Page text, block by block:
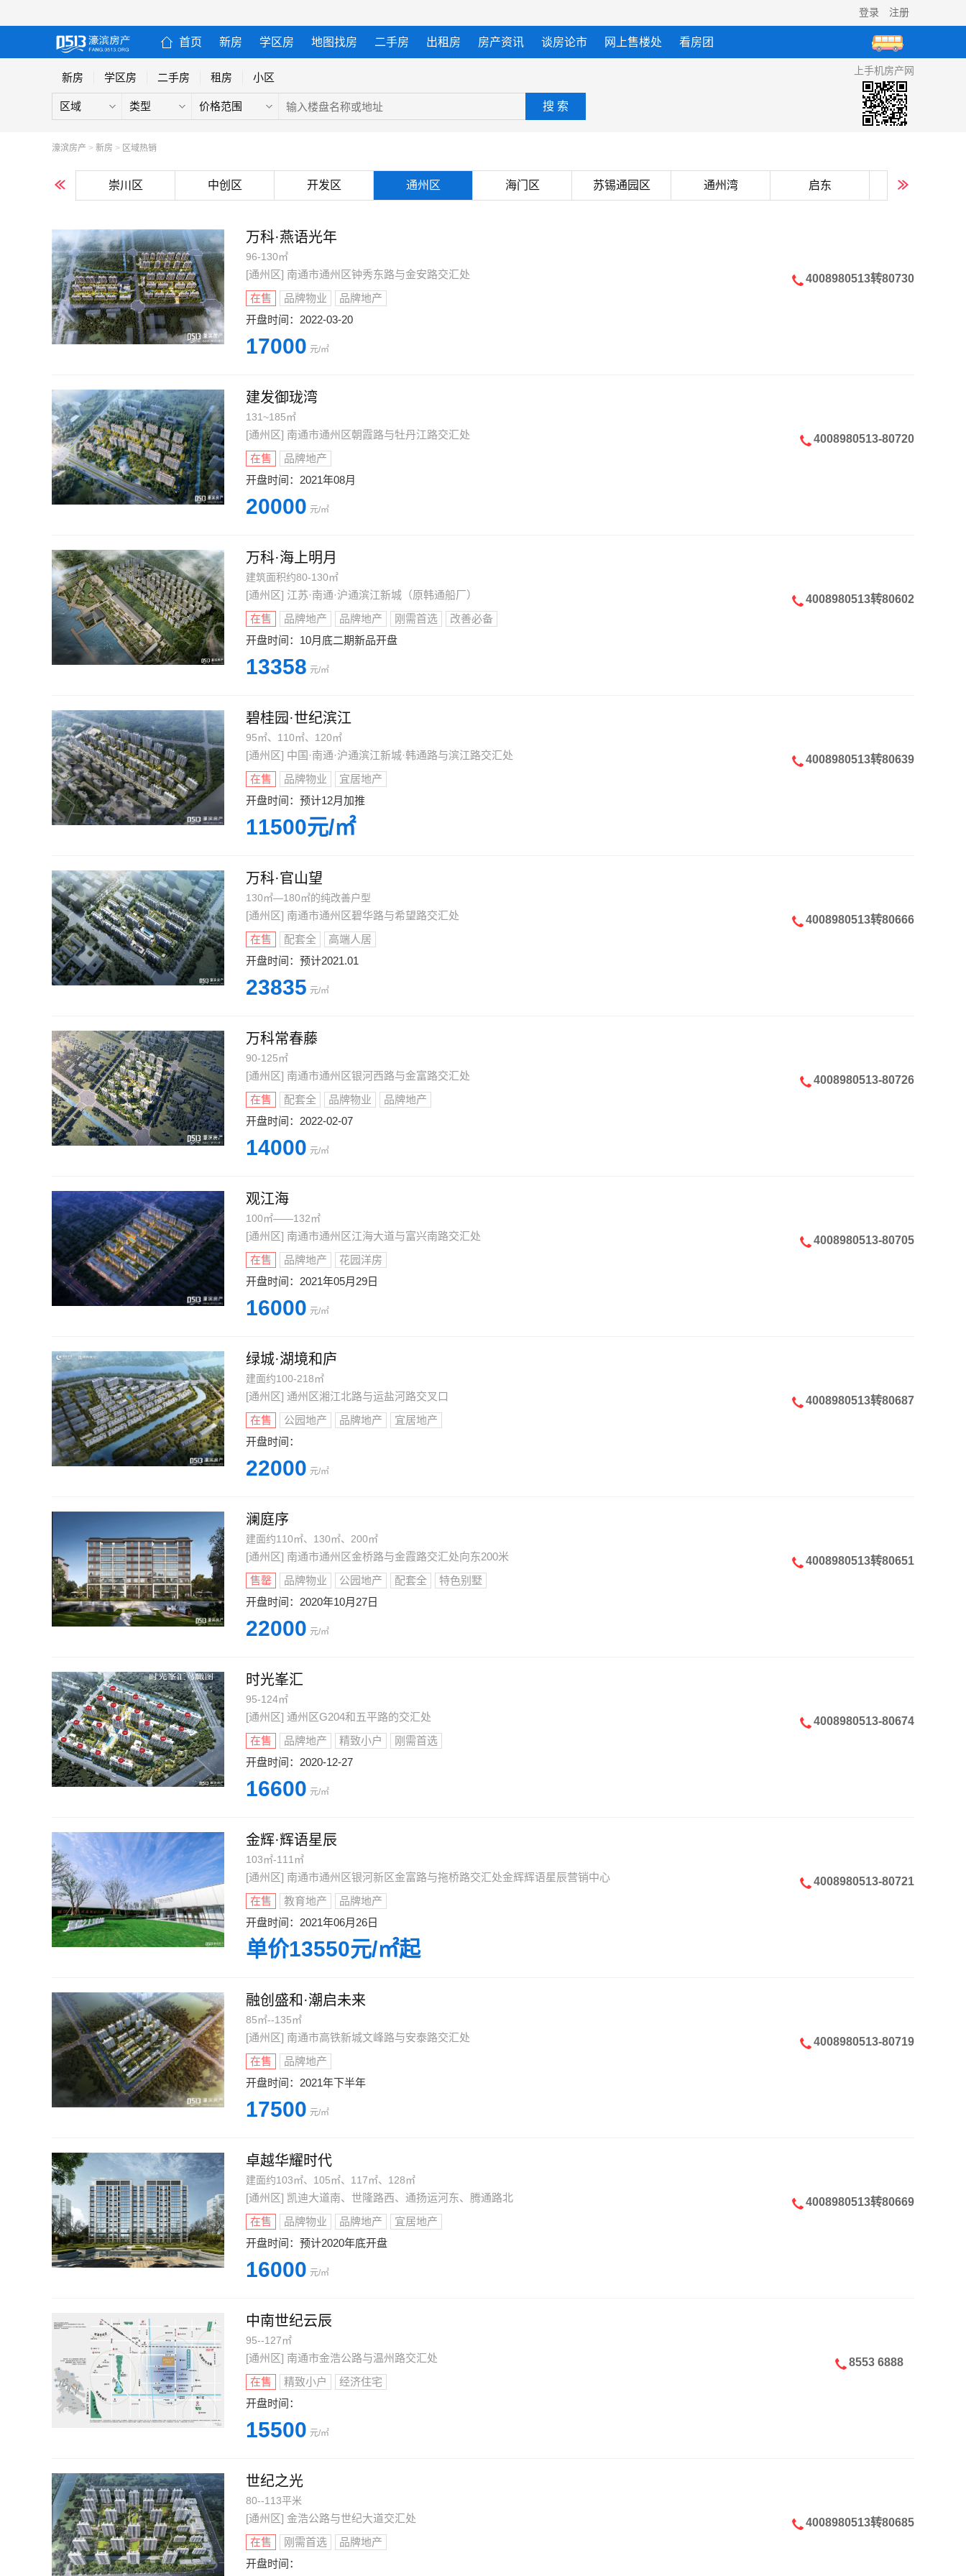
登录 注册
首页 新房 学区房 地图找房 二手房 出租房 房产资讯 谈房论市 网上售楼处 看房团
新房 学区房 二手房 租房 小区
搜 索
区域 类型 价格范围
上手机房产网
濠滨房产 > 新房 > 区域热销
崇川区 中创区 开发区 通州区 海门区 苏锡通园区 通州湾 启东 海安
万科·燕语光年
96-130㎡
[通州区] 南通市通州区钟秀东路与金安路交汇处
4008980513转80730
在售
品牌物业
品牌地产
开盘时间： 2022-03-20
17000 元/㎡
建发御珑湾
131~185㎡
[通州区] 南通市通州区朝霞路与牡丹江路交汇处
4008980513-80720
在售
品牌地产
开盘时间： 2021年08月
20000 元/㎡
万科·海上明月
建筑面积约80-130㎡
[通州区] 江苏·南通·沪通滨江新城（原韩通船厂）
4008980513转80602
在售
品牌地产 品牌地产 刚需首选
改善必备
开盘时间： 10月底二期新品开盘
13358 元/㎡
碧桂园·世纪滨江
95㎡、110㎡、120㎡
[通州区] 中国·南通·沪通滨江新城·韩通路与滨江路交汇处
4008980513转80639
在售
品牌物业
宜居地产
开盘时间： 预计12月加推
11500元/㎡
万科·官山望
130㎡—180㎡的纯改善户型
[通州区] 南通市通州区碧华路与希望路交汇处
4008980513转80666
在售
配套全
高端人居
开盘时间： 预计2021.01
23835 元/㎡
万科常春藤
90-125㎡
[通州区] 南通市通州区银河西路与金富路交汇处
4008980513-80726
在售
配套全 品牌物业
品牌地产
开盘时间： 2022-02-07
14000 元/㎡
观江海
100㎡——132㎡
[通州区] 南通市通州区江海大道与富兴南路交汇处
4008980513-80705
在售
品牌地产
花园洋房
开盘时间： 2021年05月29日
16000 元/㎡
绿城·湖境和庐
建面约100-218㎡
[通州区] 通州区湘江北路与运盐河路交叉口
4008980513转80687
在售
公园地产 品牌地产
宜居地产
开盘时间：
22000 元/㎡
澜庭序
建面约110㎡、130㎡、200㎡
[通州区] 南通市通州区金桥路与金霞路交汇处向东200米
4008980513转80651
售罄
品牌物业 公园地产 配套全
特色别墅
开盘时间： 2020年10月27日
22000 元/㎡
时光峯汇
95-124㎡
[通州区] 通州区G204和五平路的交汇处
4008980513-80674
在售
品牌地产 精致小户
刚需首选
开盘时间： 2020-12-27
16600 元/㎡
金辉·辉语星辰
103㎡-111㎡
[通州区] 南通市通州区银河新区金富路与拖桥路交汇处金辉辉语星辰营销中心
4008980513-80721
在售
教育地产
品牌地产
开盘时间： 2021年06月26日
单价13550元/㎡起
融创盛和·潮启未来
85㎡--135㎡
[通州区] 南通市高铁新城文峰路与安泰路交汇处
4008980513-80719
在售
品牌地产
开盘时间： 2021年下半年
17500 元/㎡
卓越华耀时代
建面约103㎡、105㎡、117㎡、128㎡
[通州区] 凯迪大道南、世隆路西、通扬运河东、腾通路北
4008980513转80669
在售
品牌物业 品牌地产
宜居地产
开盘时间： 预计2020年底开盘
16000 元/㎡
中南世纪云辰
95--127㎡
[通州区] 南通市金浩公路与温州路交汇处
8553 6888
在售
精致小户
经济住宅
开盘时间：
15500 元/㎡
世纪之光
80--113平米
[通州区] 金浩公路与世纪大道交汇处
4008980513转80685
在售
刚需首选
品牌地产
开盘时间：